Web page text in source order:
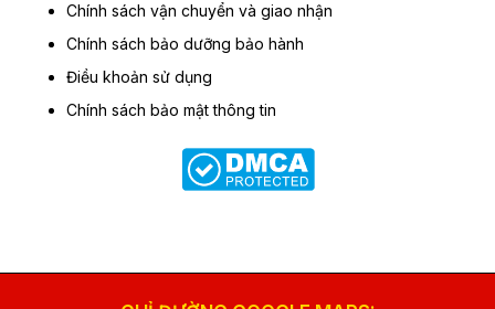
Chính sách vận chuyển và giao nhận
Chính sách bảo dưỡng bảo hành
Điều khoản sử dụng
Chính sách bảo mật thông tin